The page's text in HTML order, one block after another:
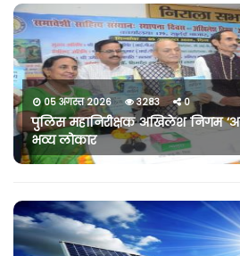
05 अगस्त 2026 3283 0
पुलिस महानिरीक्षक अखिलेश निगम
भव्य लोकार